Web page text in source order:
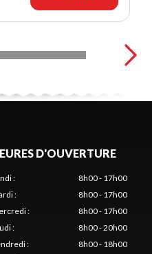
D'OUVERTURE
:
8h00 - 17h00
:
8h00 - 17h00
:
8h00 - 17h00
:
8h00 - 20h00
:
8h00 - 18h00